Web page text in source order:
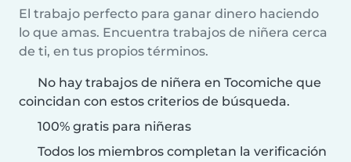
El trabajo perfecto para ganar dinero haciendo
lo que amas. Encuentra trabajos de niñera cerca
de ti, en tus propios términos.
No hay trabajos de niñera en Tocomiche que
coincidan con estos criterios de búsqueda.
100% gratis para niñeras
Todos los miembros completan la verificación